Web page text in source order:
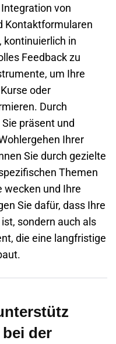
von
Kontaktformularen
kontinuierlich in
Feedback zu
um Ihre
oder
Durch
präsent und
Ihrer
Sie durch gezielte
Themen
wecken und Ihre
Sie dafür, dass Ihre
sondern auch als
die eine langfristige
der